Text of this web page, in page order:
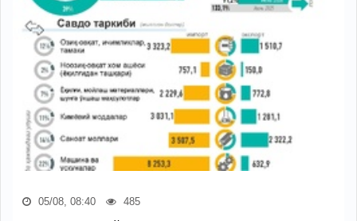
05/08, 08:40 485